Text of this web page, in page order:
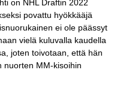
on NHL Draftin 2022
povattu hyökkääjä
ei ole päässyt
vielä kuluvalla kaudella
joten toivotaan, että hän
nuorten MM-kisoihin